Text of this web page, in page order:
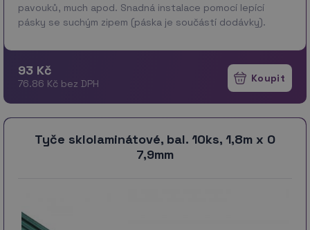
pavouků, much apod. Snadná instalace pomocí lepící
pásky se suchým zipem (páska je součástí dodávky).
více
93 Kč
76.86 Kč bez DPH
Tyče sklolaminátové, bal. 10ks, 1,8m x O
7,9mm